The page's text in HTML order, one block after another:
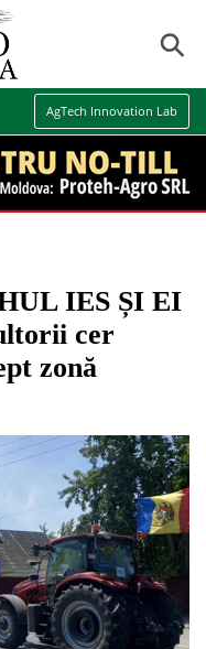
⚲
AgTech Innovation Lab
IES ȘI EI
cer
zonă